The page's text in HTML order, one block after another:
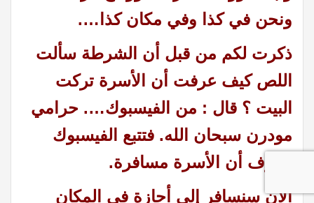
ونحن في كذا وفي مكان كذا….
ذكرت لكم من قبل أن الشرطة سألت
اللص كيف عرفت أن الأسرة تركت
البيت ؟ قال : من الفيسبوك…. حرامي
مودرن سبحان الله. فتتبع الفيسبوك
وعرف أن الأسرة مسافرة.
الآن سنسافر إلى أجازة في المكان